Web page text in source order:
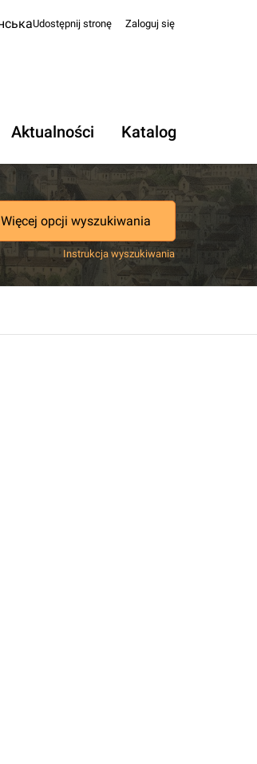
Udostępnij stronę Zaloguj się
Aktualności Katalog
Więcej opcji wyszukiwania
Instrukcja wyszukiwania